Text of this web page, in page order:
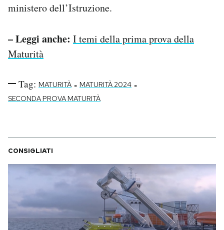
ministero dell’Istruzione.
– Leggi anche: I temi della prima prova della
Maturità
Tag: MATURITÀ - MATURITÀ 2024 -
SECONDA PROVA MATURITÀ
CONSIGLIATI